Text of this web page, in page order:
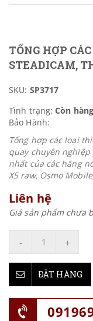
TỔNG HỢP
STEADICAM,
SKU: SP3717
Tình trạng: Còn hàng
Bảo Hành:
Tổng hợp các loại
quay chuyên
nhất của các hãng
X5 raw, Osmo
Liên hệ
Giá sản phẩm chưa
- +
ĐẶT HÀNG